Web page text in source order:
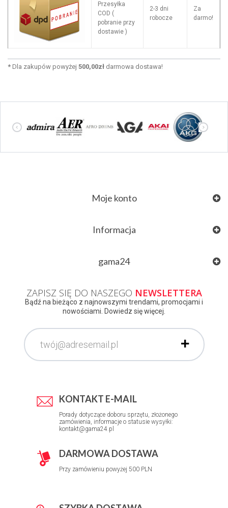
Przesyłka
COD (
pobranie przy
dostawie )
2-3 dni
robocze
Za
darmo!
* Dla zakupów powyżej 500,00zł darmowa dostawa!
Moje konto
Informacja
gama24
ZAPISZ SIĘ DO NASZEGO NEWSLETTERA
Bądź na bieżąco z najnowszymi trendami, promocjami i
nowościami. Dowiedz się więcej.
KONTAKT E-MAIL
Porady dotyczące doboru sprzętu, złożonego
zamówienia, informacje o statusie wysyłki:
kontakt@gama24.pl
DARMOWA DOSTAWA
Przy zamówieniu powyżej 500 PLN